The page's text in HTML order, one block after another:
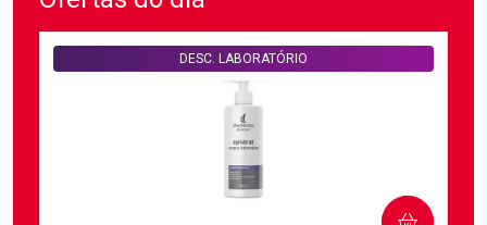
DESC. LABORATÓRIO
COMPRAR